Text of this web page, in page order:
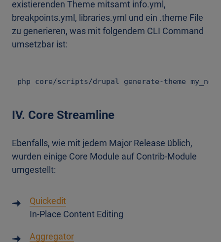
existierenden Theme mitsamt info.yml,
breakpoints.yml, libraries.yml und ein .theme File
zu generieren, was mit folgendem CLI Command
umsetzbar ist:
IV. Core Streamline
Ebenfalls, wie mit jedem Major Release üblich,
wurden einige Core Module auf Contrib-Module
umgestellt:
Quickedit
In-Place Content Editing
Aggregator